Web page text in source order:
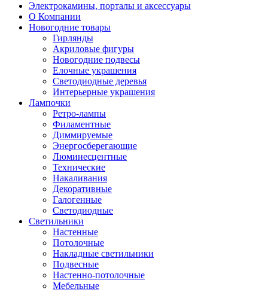
Электрокамины, порталы и аксессуары
О Компании
Новогодние товары
Гирлянды
Акриловые фигуры
Новогодние подвесы
Елочные украшения
Светодиодные деревья
Интерьерные украшения
Лампочки
Ретро-лампы
Филаментные
Диммируемые
Энергосберегающие
Люминесцентные
Технические
Накаливания
Декоративные
Галогенные
Светодиодные
Светильники
Настенные
Потолочные
Накладные светильники
Подвесные
Настенно-потолочные
Мебельные